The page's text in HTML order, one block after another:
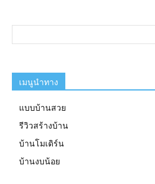
เมนูนำทาง
แบบบ้านสวย
รีวิวสร้างบ้าน
บ้านโมเดิร์น
บ้านงบน้อย